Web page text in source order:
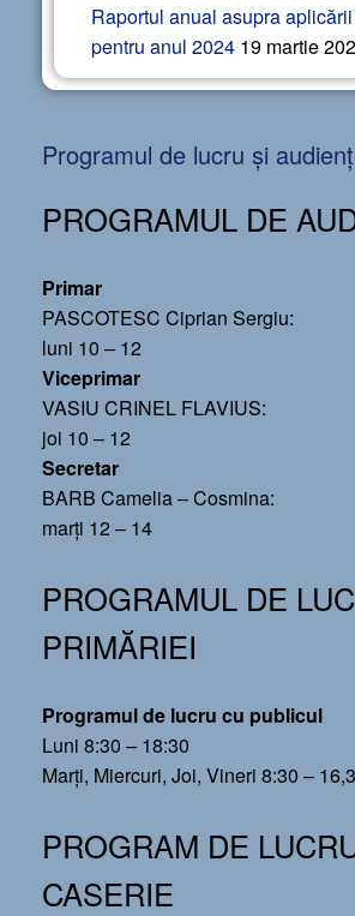
Raportul anual asupra
pentru anul 2024 19 martie
Programul de lucru și
PROGRAMUL DE
Primar
PASCOTESC Ciprian Sergiu:
luni 10 – 12
Viceprimar
VASIU CRINEL FLAVIUS:
joi 10 – 12
Secretar
BARB Camelia – Cosmina:
marți 12 – 14
PROGRAMUL DE
PRIMĂRIEI
Programul de lucru cu publicul
Luni 8:30 – 18:30
Marți, Miercuri, Joi, Vineri 8:30 –
PROGRAM DE
CASERIE